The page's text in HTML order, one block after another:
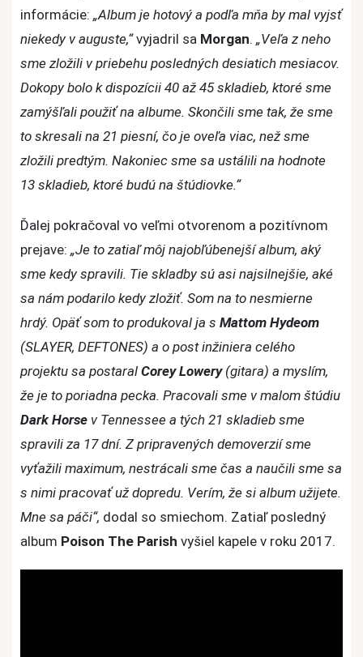
informácie: „Album je hotový a podľa mňa by mal vyjsť
niekedy v auguste,“vyjadril sa Morgan. „Veľa z neho
sme zložili v priebehu posledných desiatich mesiacov.
Dokopy bolo k dispozícii 40 až 45 skladieb, ktoré sme
zamýšľali použiť na albume. Skončili sme tak, že sme
to skresali na 21 piesní, čo je oveľa viac, než sme
zložili predtým. Nakoniec sme sa ustálili na hodnote
13 skladieb, ktoré budú na štúdiovke.“
Ďalej pokračoval vo veľmi otvorenom a pozitívnom
prejave: „Je to zatiaľ môj najobľúbenejší album, aký
sme kedy spravili. Tie skladby sú asi najsilnejšie, aké
sa nám podarilo kedy zložiť. Som na to nesmierne
hrdý. Opäť som to produkoval ja s Mattom Hydeom
(SLAYER, DEFTONES) a o post inžiniera celého
projektu sa postaral Corey Lowery(gitara) a myslím,
že je to poriadna pecka. Pracovali sme v malom štúdiu
Dark Horse v Tennessee a tých 21 skladieb sme
spravili za 17 dní. Z pripravených demoverzií sme
vyťažili maximum, nestrácali sme čas a naučili sme sa
s nimi pracovať už dopredu. Verím, že si album užijete.
Mne sa páči“, dodal so smiechom. Zatiaľ posledný
album Poison The Parish vyšiel kapele v roku 2017.